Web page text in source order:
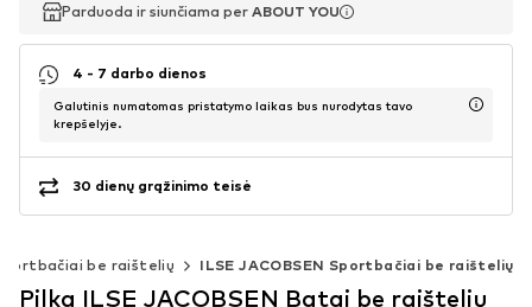
Parduoda ir siunčiama per ABOUT YOU
Parduoda ir siunčiama per ABOUT YOU
4 - 7 darbo dienos
Galutinis numatomas pristatymo laikas bus nurodytas tavo
krepšelyje.
30 dienų grąžinimo teisė
be raištelių ILSE JACOBSEN Sportbačiai be raištelių
Pilka ILSE JACOBSEN Batai be raištelių